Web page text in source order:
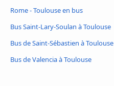
Rome - Toulouse en bus
Bus Saint-Lary-Soulan à Toulouse
Bus de Saint-Sébastien à Toulouse
Bus de Valencia à Toulouse